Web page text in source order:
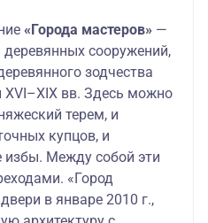
«Города мастеров» —
сооружений,
зодчества
XVI–XIX вв. Здесь можно
терем, и
купцов, и
избы. Между собой эти
«Город
в январе 2010 г.,